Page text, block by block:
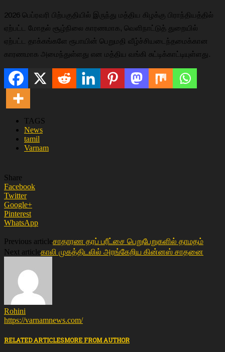
2026 பெப்ரவரி பிற்பகுதியில் இருந்து மத்திய கிழக்கு பிராந்தியத்தில்
ஏற்பட்ட மோதல் சூழ்நிலை காரணமாக, வெளிநாட்டுத் துறையில்
ஏற்பட்ட தாக்கங்களே ரூபாயின் பெறுமதி வீழ்ச்சியடைந்தமைக்கான
காரணமாக அமைந்துள்ளது என மத்திய வங்கி சுட்டிக்காட்டியுள்ளது.
TAGS
News
tamil
Varnam
Share
Facebook
Twitter
Google+
Pinterest
WhatsApp
Previous articleசாதாரண தரப் பரீட்சை பெறுபேறுகளில் தாமதம்
Next articleகாலி முகத்திடலில் அரங்கேறிய கின்னஸ் சாதனை
Rohini
https://varnamnews.com/
RELATED ARTICLESMORE FROM AUTHOR